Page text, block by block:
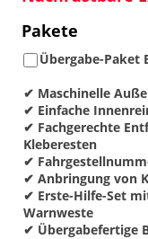
Pakete
Übergabe-Paket
✔ Maschinelle
✔ Einfache
✔ Fachgerechte
Kleberesten
✔
✔ Anbringung von
✔ Erste-Hilfe-Set
Warnweste
✔ Übergabefertige